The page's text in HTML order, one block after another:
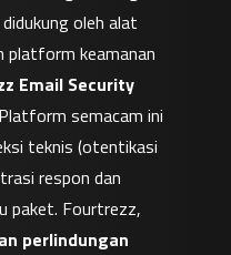
oleh alat
platform keamanan
Email Security
semacam ini
teknis (otentikasi
respon dan
paket. Fourtrezz,
perlindungan